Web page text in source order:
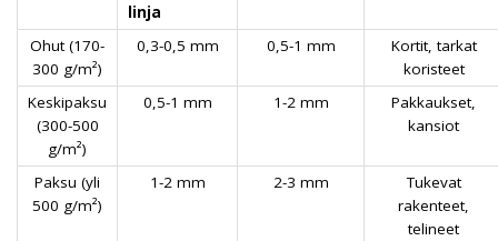
linja
Ohut (170-
300 g/m²)
0,3-0,5 mm 0,5-1 mm
Kortit, tarkat
koristeet
Keskipaksu
(300-500
g/m²)
0,5-1 mm 1-2 mm
Pakkaukset,
kansiot
Paksu (yli
500 g/m²)
1-2 mm 2-3 mm
Tukevat
rakenteet,
telineet